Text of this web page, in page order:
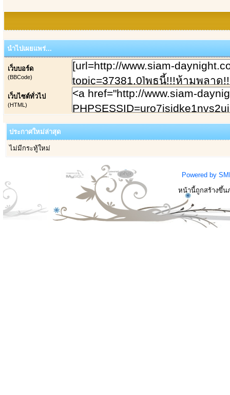
นำไปเผยแพร่...
เว็บบอร์ด
(BBCode)
เว็บไซต์ทั่วไป
(HTML)
ประกาศใหม่ล่าสุด
ไม่มีกระทู้ใหม่
Powered by
หน้านี้ถูกสร้างขึ้น